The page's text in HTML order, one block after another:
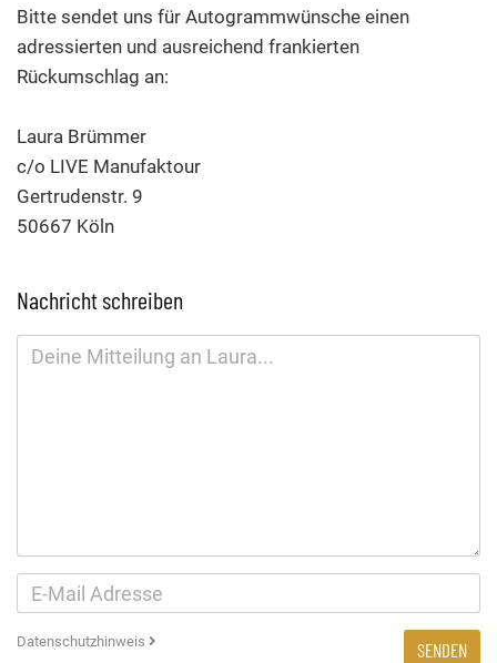
Bitte sendet uns für Autogrammwünsche einen
adressierten und ausreichend frankierten
Rückumschlag an:
Laura Brümmer
c/o LIVE Manufaktour
Gertrudenstr. 9
50667 Köln
Nachricht schreiben
Datenschutzhinweis SENDEN